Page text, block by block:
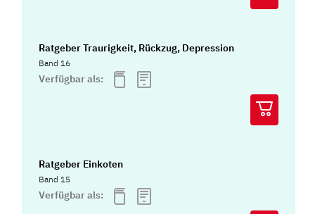
Ratgeber Traurigkeit, Rückzug, Depression
Band 16
Verfügbar als:
Ratgeber Einkoten
Band 15
Verfügbar als: